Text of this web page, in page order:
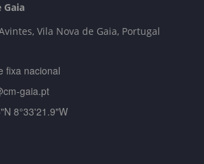
Gaia
Vila Nova de Gaia, Portugal
fixa nacional
gaia.pt
8°33'21.9"W